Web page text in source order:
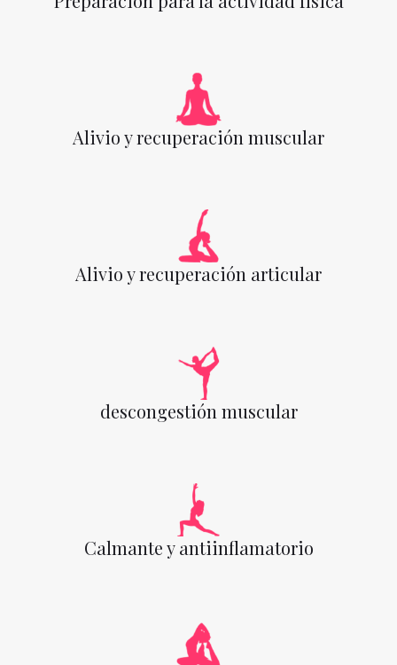
Alivio y recuperación muscular
Alivio y recuperación articular
descongestión muscular
Calmante y antiinflamatorio